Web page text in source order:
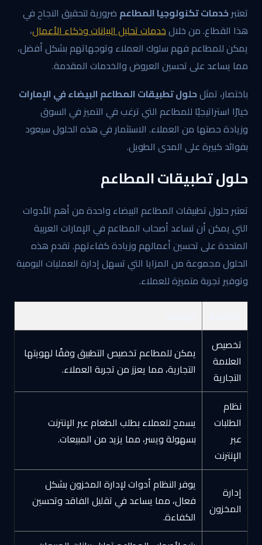
تعتبرخدمات تكنولوجيا المطاعم ضرورية لتحقيق النجاح في
هذا القطاع. من خلالخدمات تحليل البيانات وذكاء الأعمال،
يمكن للمطاعم فهم سلوك العملاء وتوجهاتهم بشكل أفضل،
مما يساعد على تحسين العروض والخدمات المقدمة.
باختصار، تمثلحلول تطبيقات المطاعم البيضاء في الإمارات
خيارًا استراتيجيًا للمطاعم التي ترغب في التميز في السوق
وزيادة حصتها من العملاء. الاستثمار في هذه الحلول سيعود
بفوائد كبيرة على المدى الطويل.
حلول تطبيقات المطاعم
تعتبر حلول تطبيقات المطاعم البيضاء واحدة من أهم الأدوات
التي يمكن أن تساعد أصحاب المطاعم في الإمارات العربية
المتحدة على تحسين أعمالهم وزيادة كفاءتهم. تقدم هذه
الحلول مجموعة من المزايا التي تسهل إدارة العمليات اليومية
وتوفير تجربة متميزة للعملاء.
تخصيص
العلامة
التجارية
يمكن للمطاعم تخصيص التطبيق وفقًا لهويتها
التجارية، مما يعزز من تجربة العملاء.
نظام
الطلبات
عبر
الإنترنت
يسمح للعملاء بطلب الطعام عبر الإنترنت
بسهولة ويسر، مما يزيد من المبيعات.
إدارة
المخزون
يوفر النظام أدوات لإدارة المخزون بشكل
فعال، مما يساعد في تقليل الفاقد وتحسين
الكفاءة.